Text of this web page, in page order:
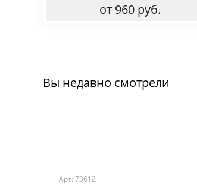
от 960 руб.
Вы недавно смотрели
Арт: 73612